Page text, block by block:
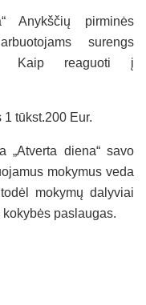
Anykščių pirminės
surengs
Kaip reaguoti į
tūkst.200 Eur.
„Atverta diena“ savo
mokymus veda
mokymų dalyviai
paslaugas.